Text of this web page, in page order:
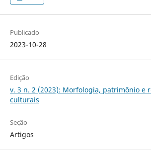
Publicado
2023-10-28
Edição
v. 3 n. 2 (2023): Morfologia, patrimônio e
culturais
Seção
Artigos